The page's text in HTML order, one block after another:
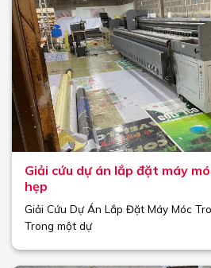
Giải cứu dự án lắp đặt máy
hẹp
Giải Cứu Dự Án Lắp Đặt Máy Móc
Trong một dự